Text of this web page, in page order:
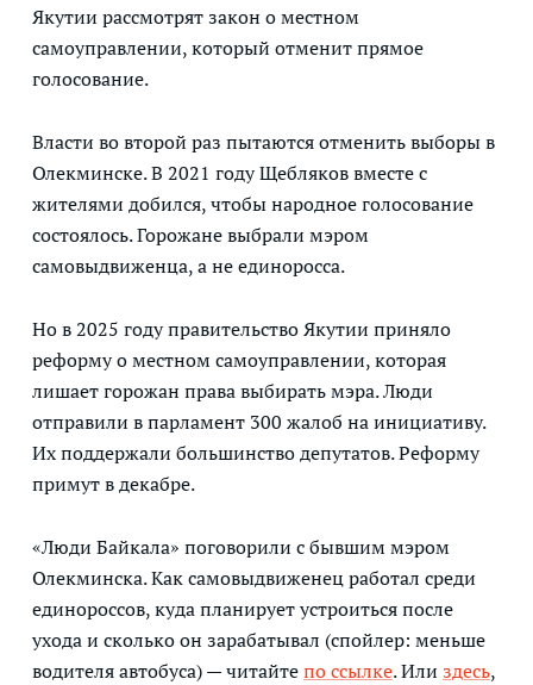
Якутии рассмотрят закон о местном
самоуправлении, который отменит прямое
голосование.
Власти во второй раз пытаются отменить выборы в
Олекминске. В 2021 году Щебляков вместе с
жителями добился, чтобы народное голосование
состоялось. Горожане выбрали мэром
самовыдвиженца, а не единоросса.
Но в 2025 году правительство Якутии приняло
реформу о местном самоуправлении, которая
лишает горожан права выбирать мэра. Люди
отправили в парламент 300 жалоб на инициативу.
Их поддержали большинство депутатов. Реформу
примут в декабре.
«Люди Байкала» поговорили с бывшим мэром
Олекминска. Как самовыдвиженец работал среди
единороссов, куда планирует устроиться после
ухода и сколько он зарабатывал (спойлер: меньше
водителя автобуса) — читайтепо ссылке. Или здесь,